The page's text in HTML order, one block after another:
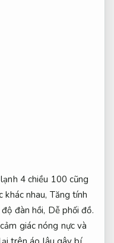
4 chiều 100 cũng
khác nhau, Tăng tính
đàn hồi, Dễ phối đồ.
giác nóng nực và